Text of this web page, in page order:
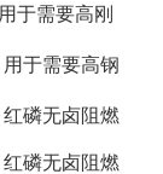
于需要高刚
于需要高钢
磷无卤阻燃
磷无卤阻燃